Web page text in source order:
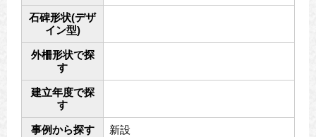
石碑形状(デザ
イン型)
外柵形状で探
す
建立年度で探
す
事例から探す 新設